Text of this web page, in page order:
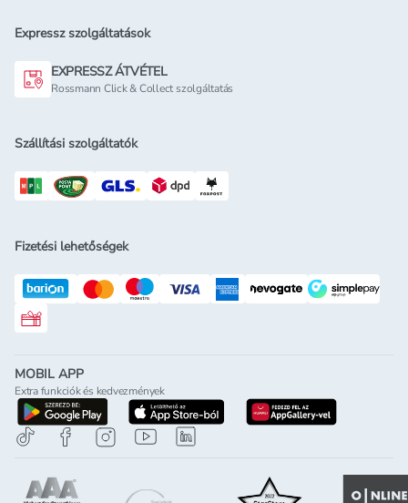
Expressz szolgáltatások
EXPRESSZ ÁTVÉTEL
Rossmann Click & Collect szolgáltatás
Szállítási szolgáltatók
Fizetési lehetőségek
Rossmann ajándékkártya
MOBIL APP
Extra funkciók és kedvezmények
letöltés a google-play-rölletöltés az app-store-ból
letöltés